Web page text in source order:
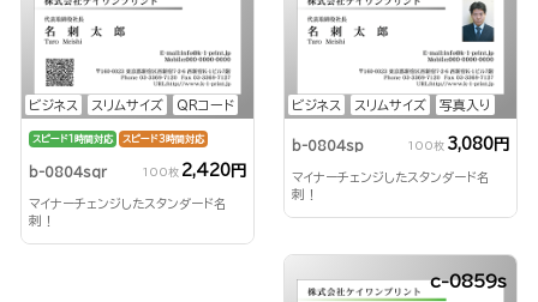
ビジネス スリムサイズ QRコード
スピード1時間対応 スピード3時間対応
b-0804sqr 100枚 2,420円
マイナーチェンジしたスタンダード名
刺！
ビジネス スリムサイズ 写真入り
b-0804sp 100枚 3,080円
マイナーチェンジしたスタンダード名
刺！
c-0859s